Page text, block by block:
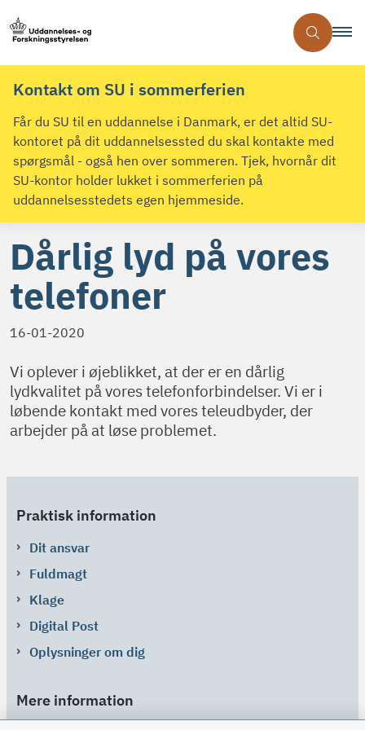
Kontakt om SU i sommerferien
Får du SU til en uddannelse i Danmark, er det altid SU-
kontoret på dit uddannelsessted du skal kontakte med
spørgsmål - også hen over sommeren. Tjek, hvornår dit
SU-kontor holder lukket i sommerferien på
uddannelsesstedets egen hjemmeside.
Dårlig lyd på vores
telefoner
16-01-2020
Vi oplever i øjeblikket, at der er en dårlig
lydkvalitet på vores telefonforbindelser. Vi er i
løbende kontakt med vores teleudbyder, der
arbejder på at løse problemet.
Praktisk information
Dit ansvar
Fuldmagt
Klage
Digital Post
Oplysninger om dig
Mere information